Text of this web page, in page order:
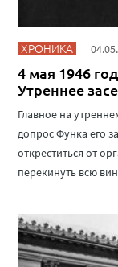
ХРОНИКА
4 мая 1946
Утреннее
Главное на
допрос Функа его
откреститься от
перекинуть всю